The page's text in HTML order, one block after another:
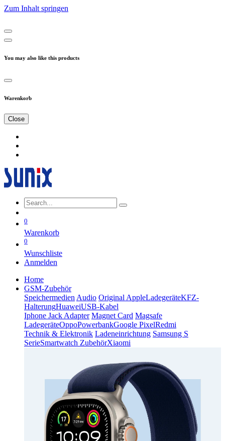
Zum Inhalt springen
You may also like this products
Warenkorb
Close
0
Warenkorb
0
Wunschliste
Anmelden
Home
GSM-Zubehör
Speichermedien Audio Original AppleLadegeräteKFZ-
HalterungHuaweiUSB-Kabel
Iphone Jack Adapter Magnet Card Magsafe
LadegeräteOppoPowerbankGoogle PixelRedmi
Technik & Elektronik Ladeneinrichtung Samsung S
SerieSmartwatch ZubehörXiaomi